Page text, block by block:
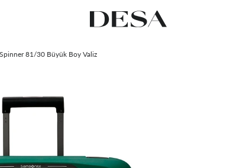
81/30 Büyük Boy Valiz